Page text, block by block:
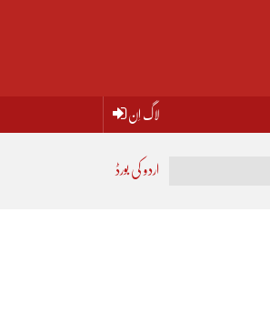
لاگ اِن
اردو کی بورڈ